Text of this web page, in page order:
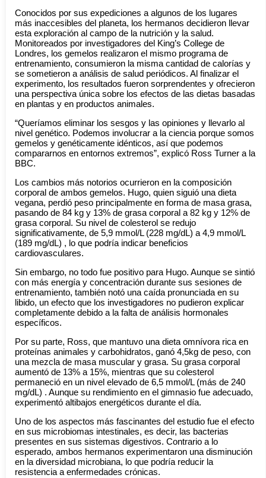
Conocidos por sus expediciones a algunos de los lugares
más inaccesibles del planeta, los hermanos decidieron llevar
esta exploración al campo de la nutrición y la salud.
Monitoreados por investigadores del King’s College de
Londres, los gemelos realizaron el mismo programa de
entrenamiento, consumieron la misma cantidad de calorías y
se sometieron a análisis de salud periódicos. Al finalizar el
experimento, los resultados fueron sorprendentes y ofrecieron
una perspectiva única sobre los efectos de las dietas basadas
en plantas y en productos animales.
“Queríamos eliminar los sesgos y las opiniones y llevarlo al
nivel genético. Podemos involucrar a la ciencia porque somos
gemelos y genéticamente idénticos, así que podemos
compararnos en entornos extremos”, explicó Ross Turner a la
BBC.
Los cambios más notorios ocurrieron en la composición
corporal de ambos gemelos. Hugo, quien siguió una dieta
vegana, perdió peso principalmente en forma de masa grasa,
pasando de 84 kg y 13% de grasa corporal a 82 kg y 12% de
grasa corporal. Su nivel de colesterol se redujo
significativamente, de 5,9 mmol/L (228 mg/dL) a 4,9 mmol/L
(189 mg/dL) , lo que podría indicar beneficios
cardiovasculares.
Sin embargo, no todo fue positivo para Hugo. Aunque se sintió
con más energía y concentración durante sus sesiones de
entrenamiento, también notó una caída pronunciada en su
libido, un efecto que los investigadores no pudieron explicar
completamente debido a la falta de análisis hormonales
específicos.
Por su parte, Ross, que mantuvo una dieta omnívora rica en
proteínas animales y carbohidratos, ganó 4,5kg de peso, con
una mezcla de masa muscular y grasa. Su grasa corporal
aumentó de 13% a 15%, mientras que su colesterol
permaneció en un nivel elevado de 6,5 mmol/L (más de 240
mg/dL) . Aunque su rendimiento en el gimnasio fue adecuado,
experimentó altibajos energéticos durante el día.
Uno de los aspectos más fascinantes del estudio fue el efecto
en sus microbiomas intestinales, es decir, las bacterias
presentes en sus sistemas digestivos. Contrario a lo
esperado, ambos hermanos experimentaron una disminución
en la diversidad microbiana, lo que podría reducir la
resistencia a enfermedades crónicas.